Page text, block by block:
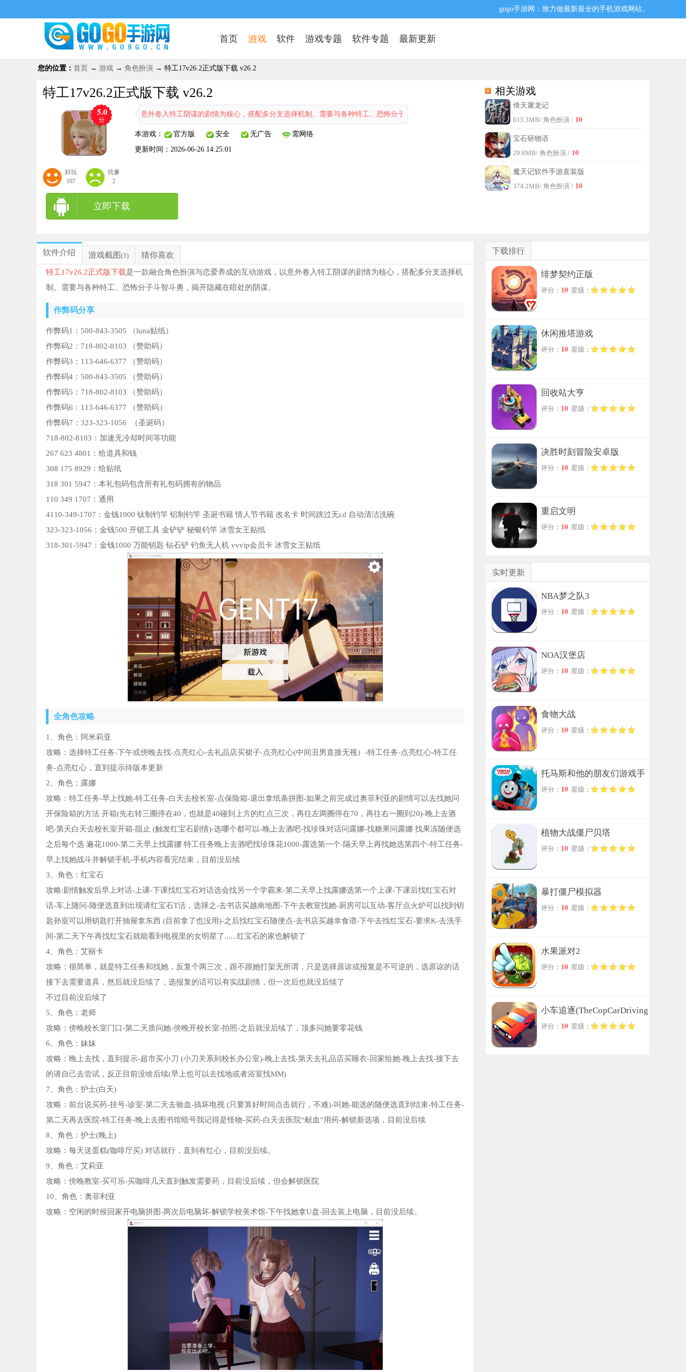
gogo手游网：致力做最新最全的手机游戏网站。
首页 游戏 软件 游戏专题 软件专题 最新更新
您的位置： 首页 → 游戏 → 角色扮演 → 特工17v26.2正式版下载 v26.2
特工17v26.2正式版下载 v26.2
5.0
分
好玩
107
坑爹
2
与恋爱养成的互动游戏，以意外卷入特工阴谋的剧情为核心，搭配多分支选择机制。需要与各种特工、恐怖分子斗智斗勇，揭开隐藏在暗处的阴谋。
本游戏： 官方版 安全 无广告
需网络
更新时间： 2026-06-26 14:25:01
立即下载
相关游戏
倚天屠龙记
615.3MB/ 角色扮演 / 10
宝石研物语
29.8MB/ 角色扮演 / 10
魔天记软件手游直装版
374.2MB/ 角色扮演 / 10
软件介绍 游戏截图 (3) 猜你喜欢
特工17v26.2正式版下载是一款融合角色扮演与恋爱养成的互动游戏，以意外卷入特工阴谋的剧情为核心，搭配多分支选择机
制。需要与各种特工、恐怖分子斗智斗勇，揭开隐藏在暗处的阴谋。
作弊码分享
作弊码1：500-843-3505 （luna贴纸）
作弊码2：718-802-8103 （赞助码）
作弊码3：113-646-6377 （赞助码）
作弊码4：500-843-3505 （赞助码）
作弊码5：718-802-8103 （赞助码）
作弊码6：113-646-6377 （赞助码）
作弊码7：323-323-1056 （圣诞码）
718-802-8103：加速无冷却时间等功能
267 623 4801：给道具和钱
308 175 8929：给贴纸
318 301 5947：本礼包码包含所有礼包码拥有的物品
110 349 1707：通用
4110-349-1707：金钱1000 钛制钓竿 铝制钓竿 圣诞书籍 情人节书籍 改名卡 时间跳过无cd 自动清洁洗碗
323-323-1056：金钱500 开锁工具 金铲铲 秘银钓竿 冰雪女王贴纸
318-301-5947：金钱1000 万能钥匙 钻石铲 钓鱼无人机 vvvip会员卡 冰雪女王贴纸
全角色攻略
1、角色：阿米莉亚
攻略：选择特工任务-下午或傍晚去找-点亮红心-去礼品店买裙子-点亮红心(中间丑男直接无视）-特工任务-点亮红心-特工任
务-点亮红心，直到提示待版本更新
2、角色：露娜
攻略：特工任务-早上找她-特工任务-白天去校长室-点保险箱-退出拿纸条拼图-如果之前完成过奥菲利亚的剧情可以去找她问
开保险箱的方法 开箱(先右转三圈停在40，也就是40碰到上方的红点三次，再往左两圈停在70，再往右一圈到20)-晚上去酒
吧-第天白天去校长室开箱-阻止 (触发红宝石剧情)-选哪个都可以-晚上去酒吧-找珍珠对话问露娜-找糖果问露娜 找果冻随便选
之后每个选 遍花1000-第二天早上找露娜 特工任务晚上去酒吧找珍珠花1000-露选第一个-隔天早上再找她选第四个-特工任务-
早上找她战斗并解锁手机-手机内容看完结束，目前没后续
3、角色：红宝石
攻略:剧情触发后早上对话-上课-下课找红宝石对话选会找另一个学霸来-第二天早上找露娜选第一个上课-下课后找红宝石对
话-车上随问-随便选直到出现请红宝石T活，选择之-去书店买越南地图-下午去教室找她-厨房可以互动-客厅点火炉可以找到钥
匙孙室可以用钥匙打开抽屉拿东西 (目前拿了也没用)-之后找红宝石随便点-去书店买越幸食谱-下午去找红宝石-要求K-去洗手
间-第二天下午再找红宝石就能看到电视里的女明星了......红宝石的家也解锁了
4、角色：艾丽卡
攻略：很简单，就是特工任务和找她，反复个两三次，跟不跟她打架无所谓，只是选择原谅或报复是不可逆的，选原谅的话
接下去需要道具，然后就没后续了，选报复的话可以有实战剧情，但一次后也就没后续了
不过目前没后续了
5、角色：老师
攻略：傍晚校长室门口-第二天质问她-傍晚开校长室-拍照-之后就没后续了，顶多问她要零花钱
6、角色：妹妹
攻略：晚上去找，直到提示-超市买小刀 (小刀关系到校长办公室)-晚上去找-第天去礼品店买睡衣-回家给她-晚上去找-接下去
的请自己去尝试，反正目前没啥后续(早上也可以去找地或者浴室找MM)
7、角色：护士(白天)
攻略：前台说买药-挂号-诊室-第二天去验血-搞坏电视 (只要算好时间点击就行，不难)-叫她-能选的随便选直到结束-特工任务-
第二天再去医院-特工任务-晚上去图书馆暗号我记得是怪物-买药-白天去医院“献血”用药-解锁新选项，目前没后续
8、角色：护士(晚上)
攻略：每天送蛋糕(咖啡厅买) 对话就行，直到有红心，目前没后续。
9、角色：艾莉亚
攻略：傍晚教室-买可乐-买咖啡几天直到触发需要药，目前没后续，但会解锁医院
10、角色：奥菲利亚
攻略：空闲的时候回家开电脑拼图-两次后电脑坏-解锁学校美术馆-下午找她拿U盘-回去装上电脑，目前没后续。
下载排行
绯梦契约正版
评分： 10 星级：
休闲推塔游戏
评分： 10 星级：
回收站大亨
评分： 10 星级：
决胜时刻冒险安卓版
评分： 10 星级：
重启文明
评分： 10 星级：
实时更新
NBA梦之队3
评分： 10 星级：
NOA汉堡店
评分： 10 星级：
食物大战
评分： 10 星级：
托马斯和他的朋友们游戏手
机版
评分： 10 星级：
植物大战僵尸贝塔
评分： 10 星级：
暴打僵尸模拟器
评分： 10 星级：
水果派对2
评分： 10 星级：
小车追逐(TheCopCarDriving
Chase-Cars)手游免费版
评分： 10 星级：